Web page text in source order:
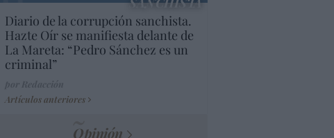
Diario de la corrupción sanchista.
Hazte Oír se manifiesta delante de
La Mareta: “Pedro Sánchez es un
criminal”
Artículos anteriores
Opinión